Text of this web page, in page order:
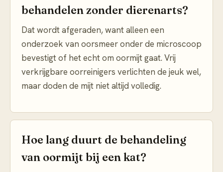
behandelen zonder dierenarts?
Dat wordt afgeraden, want alleen een
onderzoek van oorsmeer onder de microscoop
bevestigt of het echt om oormijt gaat. Vrij
verkrijgbare oorreinigers verlichten de jeuk wel,
maar doden de mijt niet altijd volledig.
Hoe lang duurt de behandeling
van oormijt bij een kat?